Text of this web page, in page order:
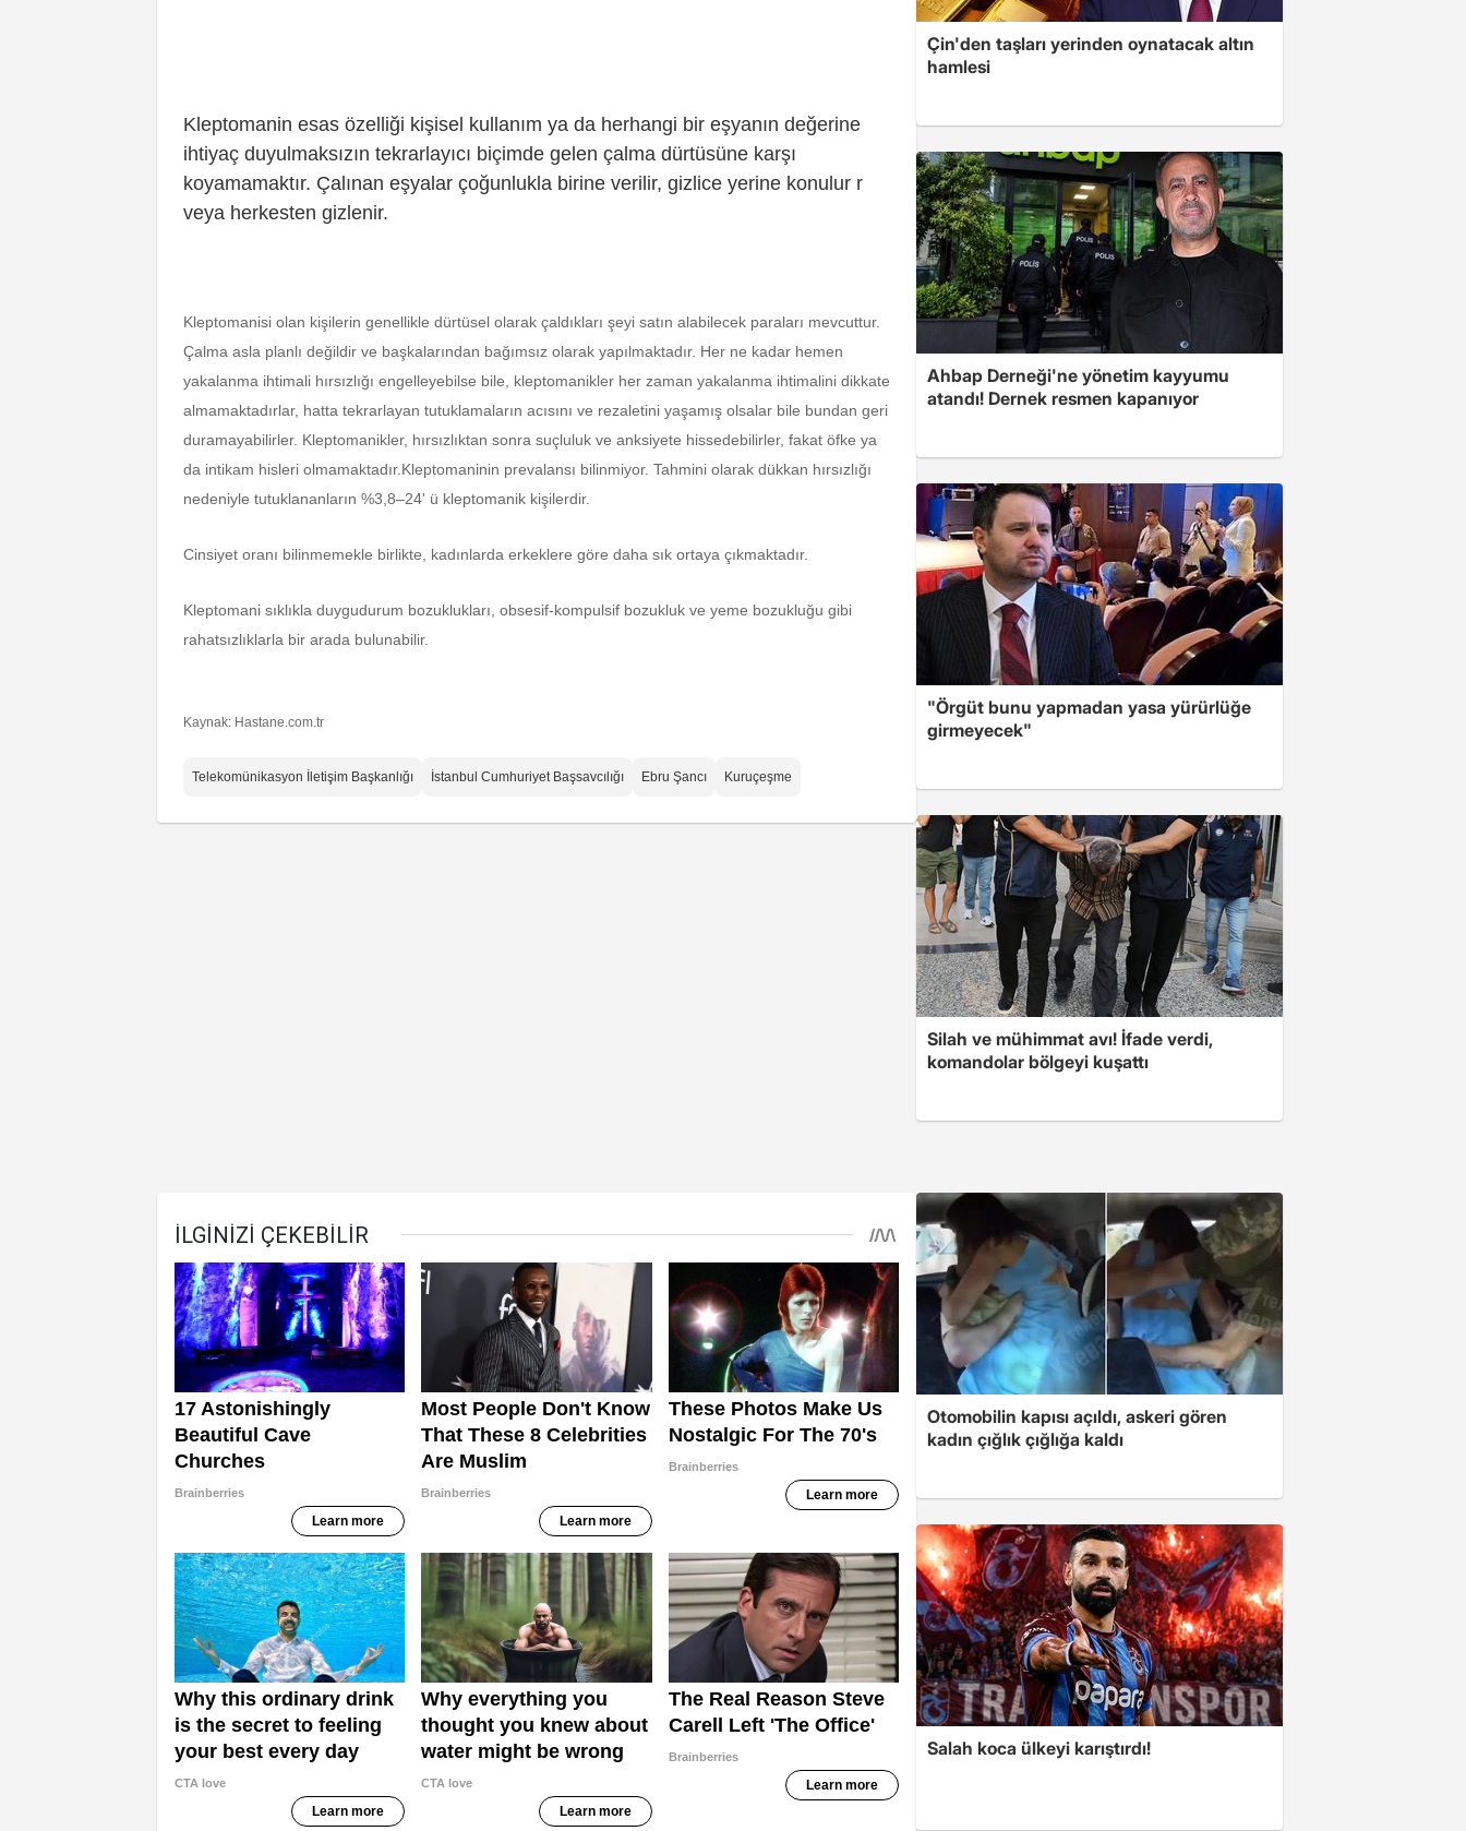
Kleptomanin esas özelliği kişisel kullanım ya da herhangi bir eşyanın değerine
ihtiyaç duyulmaksızın tekrarlayıcı biçimde gelen çalma dürtüsüne karşı
koyamamaktır. Çalınan eşyalar çoğunlukla birine verilir, gizlice yerine konulur r
veya herkesten gizlenir.
Kleptomanisi olan kişilerin genellikle dürtüsel olarak çaldıkları şeyi satın alabilecek paraları mevcuttur.
Çalma asla planlı değildir ve başkalarından bağımsız olarak yapılmaktadır. Her ne kadar hemen
yakalanma ihtimali hırsızlığı engelleyebilse bile, kleptomanikler her zaman yakalanma ihtimalini dikkate
almamaktadırlar, hatta tekrarlayan tutuklamaların acısını ve rezaletini yaşamış olsalar bile bundan geri
duramayabilirler. Kleptomanikler, hırsızlıktan sonra suçluluk ve anksiyete hissedebilirler, fakat öfke ya
da intikam hisleri olmamaktadır.Kleptomaninin prevalansı bilinmiyor. Tahmini olarak dükkan hırsızlığı
nedeniyle tutuklananların %3,8–24' ü kleptomanik kişilerdir.
Cinsiyet oranı bilinmemekle birlikte, kadınlarda erkeklere göre daha sık ortaya çıkmaktadır.
Kleptomani sıklıkla duygudurum bozuklukları, obsesif-kompulsif bozukluk ve yeme bozukluğu gibi
rahatsızlıklarla bir arada bulunabilir.
Kaynak: Hastane.com.tr
Telekomünikasyon İletişim Başkanlığı İstanbul Cumhuriyet Başsavcılığı Ebru Şancı Kuruçeşme
Çin'den taşları yerinden oynatacak altın
hamlesi
Ahbap Derneği'ne yönetim kayyumu
atandı! Dernek resmen kapanıyor
"Örgüt bunu yapmadan yasa yürürlüğe
girmeyecek"
Silah ve mühimmat avı! İfade verdi,
komandolar bölgeyi kuşattı
Otomobilin kapısı açıldı, askeri gören
kadın çığlık çığlığa kaldı
Salah koca ülkeyi karıştırdı!